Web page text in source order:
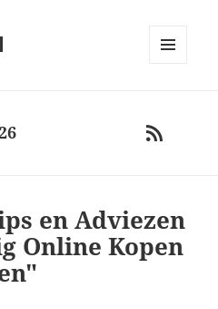
RSS
en Adviezen
Online Kopen